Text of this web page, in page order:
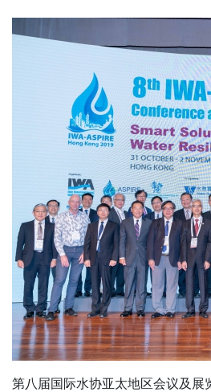
第八届国际水协亚太地区会议及展